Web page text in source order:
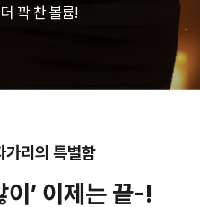
꽉 찬 볼륨!
가리의 특별함
이’ 이제는 끝-!